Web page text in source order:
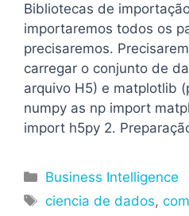
Bibliotecas de
importaremos todos os
precisaremos.
carregar o conjunto de
arquivo H5) e matplotlib
numpy as np import
import h5py 2.
Categorias
Business Intelligence
Tags
ciencia de dados,